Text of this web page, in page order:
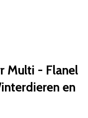
Multi - Flanel
en